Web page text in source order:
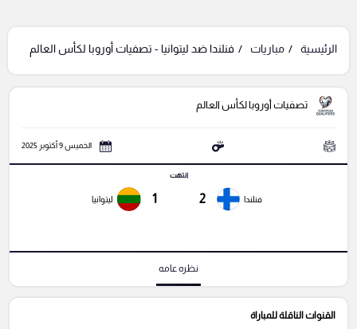
الرئيسية مباريات فنلندا ضد ليتوانيا - تصفيات أوروبا لكأس العالم
تصفيات أوروبا لكأس العالم
الخميس 9 أكتوبر 2025
فنلندا 2
انتهت
1 ليتوانيا
نظره عامه
القنوات الناقلة للمباراة